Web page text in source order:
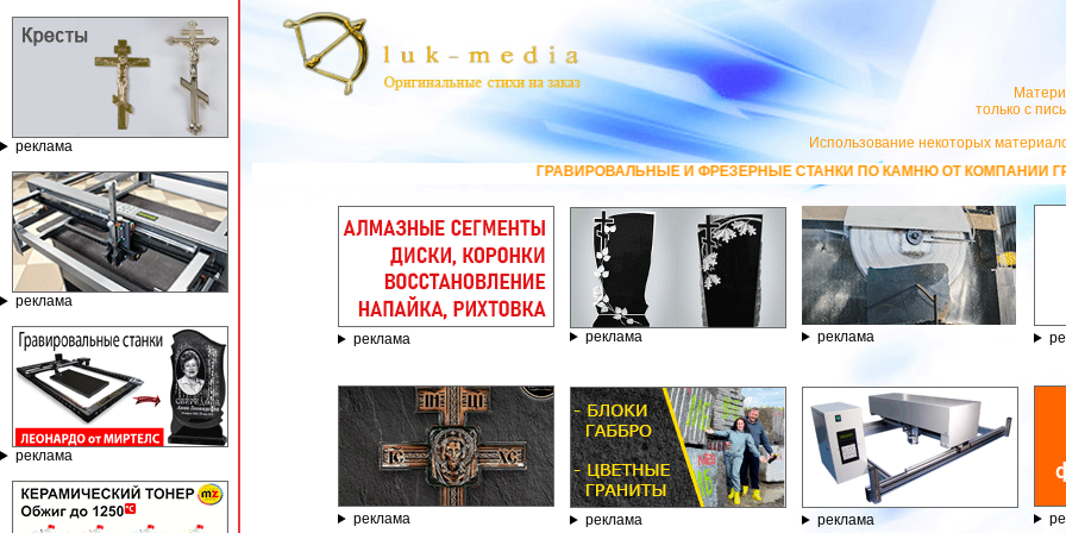
реклама
реклама
реклама
только с
Использование некоторых
ГРАВИРОВАЛЬНЫЕ И ФРЕЗЕРНЫЕ СТАНКИ ПО КАМНЮ ОТ КОМПАНИИ ГРАВЁР - ТЕЛЕФОН
реклама реклама реклама
реклама реклама реклама